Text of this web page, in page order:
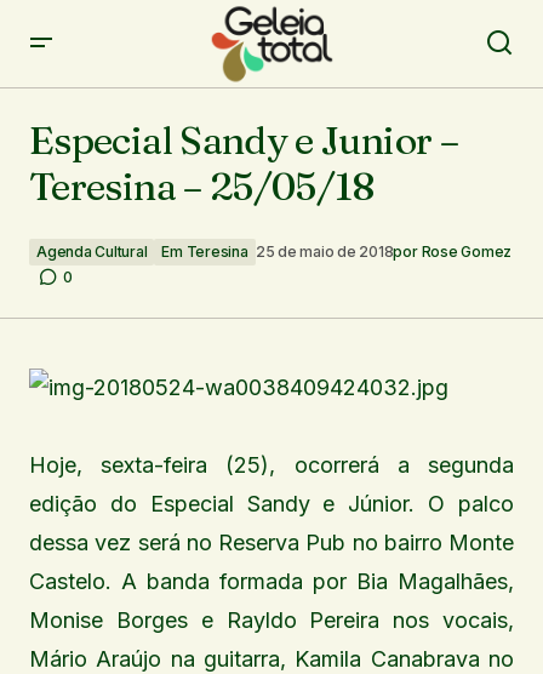
Especial Sandy e Junior –
Teresina – 25/05/18
Agenda Cultural Em Teresina 25 de maio de 2018por Rose Gomez
0
Hoje, sexta-feira (25), ocorrerá a segunda
edição do Especial Sandy e Júnior. O palco
dessa vez será no Reserva Pub no bairro Monte
Castelo. A banda formada por Bia Magalhães,
Monise Borges e Rayldo Pereira nos vocais,
Mário Araújo na guitarra, Kamila Canabrava no